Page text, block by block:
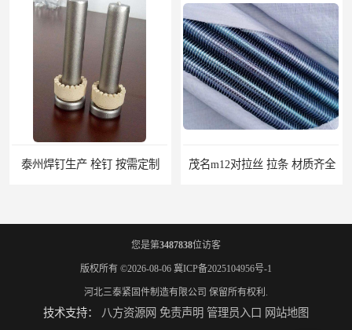
泰州焊钉生产 栓钉 按需定制 茂名m12对拉丝 拉条 材质齐全
您是第3487838位访客
版权所有 ©2026-08-06 冀ICP备2025104956号-1
河北三泰紧固件制造有限公司 保留所有权利.
技术支持： 八方资源网 免责声明 管理员入口 网站地图